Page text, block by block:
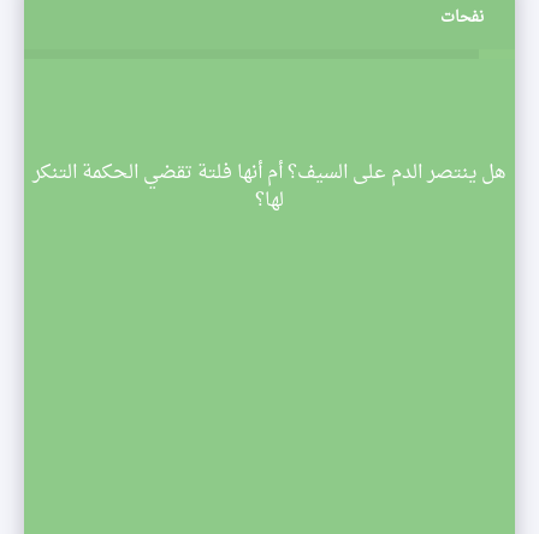
نفحات
هل ينتصر الدم على السيف؟ أم أنها فلتة تقضي الحكمة التنكر
لها؟